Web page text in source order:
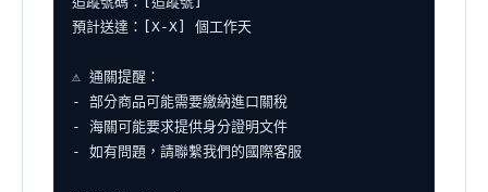
預計送達：[X-X] 個工作天
⚠️ 通關提醒：
- 部分商品可能需要繳納進口關稅
- 海關可能要求提供身分證明文件
- 如有問題，請聯繫我們的國際客服